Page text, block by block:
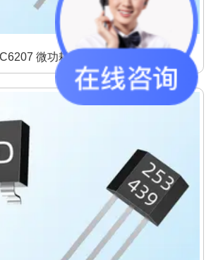
微功耗霍尔开关